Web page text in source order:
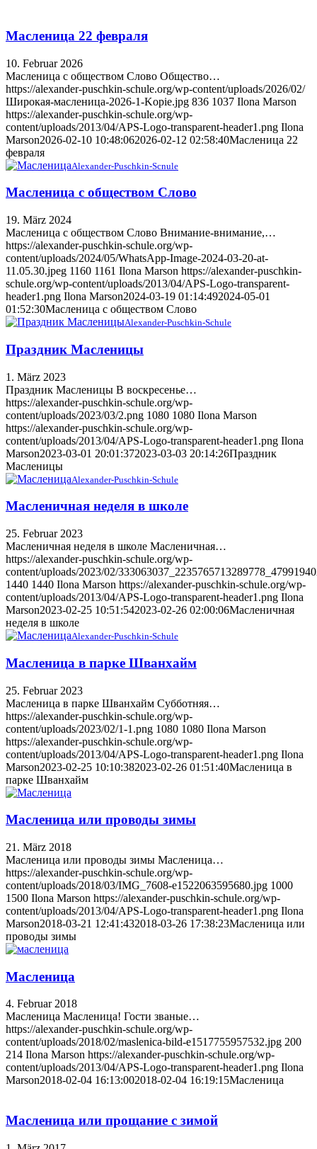
Масленица 22 февраля
10. Februar 2026
Масленица с обществом Слово Общество…
https://alexander-puschkin-schule.org/wp-content/uploads/2026/02/
Широкая-масленица-2026-1-Kopie.jpg 836 1037 Ilona Marson
https://alexander-puschkin-schule.org/wp-
content/uploads/2013/04/APS-Logo-transparent-header1.png Ilona
Marson2026-02-10 10:48:062026-02-12 02:58:40Масленица 22
февраля
Alexander-Puschkin-Scnule
Масленица с обществом Слово
19. März 2024
Масленица с обществом Слово Внимание-внимание,…
https://alexander-puschkin-schule.org/wp-
content/uploads/2024/05/WhatsApp-Image-2024-03-20-at-
11.05.30.jpeg 1160 1161 Ilona Marson https://alexander-puschkin-
schule.org/wp-content/uploads/2013/04/APS-Logo-transparent-
header1.png Ilona Marson2024-03-19 01:14:492024-05-01
01:52:30Масленица с обществом Слово
Alexander-Puschkin-Schule
Праздник Масленицы
1. März 2023
Праздник Масленицы В воскресенье…
https://alexander-puschkin-schule.org/wp-
content/uploads/2023/03/2.png 1080 1080 Ilona Marson
https://alexander-puschkin-schule.org/wp-
content/uploads/2013/04/APS-Logo-transparent-header1.png Ilona
Marson2023-03-01 20:01:372023-03-03 20:14:26Праздник
Масленицы
Alexander-Puschkin-Schule
Масленичная неделя в школе
25. Februar 2023
Масленичная неделя в школе Масленичная…
https://alexander-puschkin-schule.org/wp-
content/uploads/2023/02/
1440 1440 Ilona Marson https://alexander-puschkin-schule.org/wp-
content/uploads/2013/04/APS-Logo-transparent-header1.png Ilona
Marson2023-02-25 10:51:542023-02-26 02:00:06Масленичная
неделя в школе
Alexander-Puschkin-Schule
Масленица в парке Шванхайм
25. Februar 2023
Масленица в парке Шванхайм Субботняя…
https://alexander-puschkin-schule.org/wp-
content/uploads/2023/02/1-1.png 1080 1080 Ilona Marson
https://alexander-puschkin-schule.org/wp-
content/uploads/2013/04/APS-Logo-transparent-header1.png Ilona
Marson2023-02-25 10:10:382023-02-26 01:51:40Масленица в
парке Шванхайм
Масленица или проводы зимы
21. März 2018
Масленица или проводы зимы Масленица…
https://alexander-puschkin-schule.org/wp-
content/uploads/2018/03/IMG_7608-e1522063595680.jpg 1000
1500 Ilona Marson https://alexander-puschkin-schule.org/wp-
content/uploads/2013/04/APS-Logo-transparent-header1.png Ilona
Marson2018-03-21 12:41:432018-03-26 17:38:23Масленица или
проводы зимы
Масленица
4. Februar 2018
Масленица Масленица! Гости званые…
https://alexander-puschkin-schule.org/wp-
content/uploads/2018/02/maslenica-bild-e1517755957532.jpg 200
214 Ilona Marson https://alexander-puschkin-schule.org/wp-
content/uploads/2013/04/APS-Logo-transparent-header1.png Ilona
Marson2018-02-04 16:13:002018-02-04 16:19:15Масленица
Масленица или прощание с зимой